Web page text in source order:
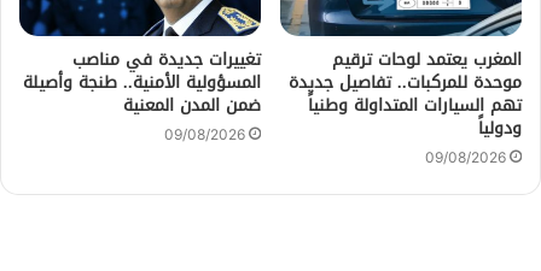
المغرب يعتمد لوحات ترقيم
موحدة للمركبات.. تفاصيل جديدة
تهم السيارات المتداولة وطنياً
ودولياً
09/08/2026
تغييرات جديدة في مناصب
المسؤولية الأمنية.. طنجة وأصيلة
ضمن المدن المعنية
09/08/2026